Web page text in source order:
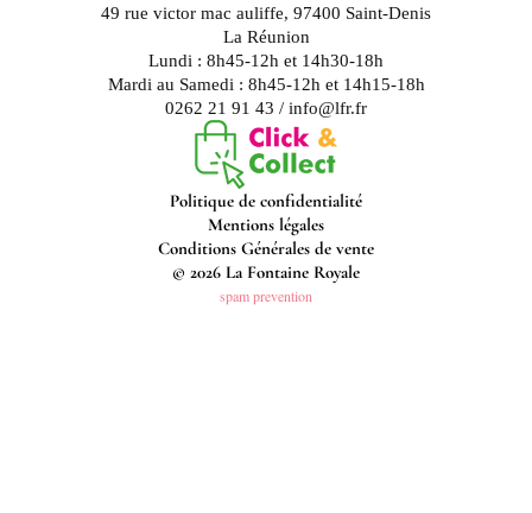
49 rue victor mac auliffe, 97400 Saint-Denis
La Réunion
Lundi : 8h45-12h et 14h30-18h
Mardi au Samedi : 8h45-12h et 14h15-18h
0262 21 91 43 / info@lfr.fr
Politique de confidentialité
Mentions légales
Conditions Générales de vente
© 2026 La Fontaine Royale
spam prevention